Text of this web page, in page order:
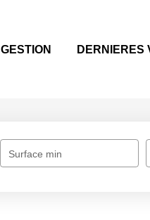
GESTION DERNIERES
Surface min